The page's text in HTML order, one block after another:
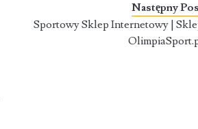
Następny
Sportowy Sklep Internetowy |